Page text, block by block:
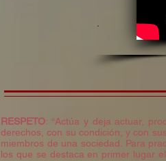
RESPETO: “Actúa y deja actuar,
derechos, con su condición, y con
miembros de una sociedad. Para
los que se destaca en primer lugar